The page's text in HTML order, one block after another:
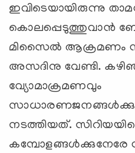
ഇവിടെയായിരുന്നു
കൊലപ്പെടുത്തുവാന്‍
മിസൈല്‍ ആക്രമണം
അസദിനു വേണ്ടി.
വ്യോമാക്രമണവും
നടത്തിയത്.